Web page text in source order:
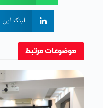
لینکداین
موضوعاتمرتبط